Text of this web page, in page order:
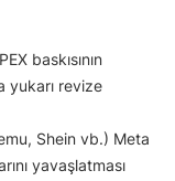
baskısının
yukarı revize
Shein vb.) Meta
yavaşlatması